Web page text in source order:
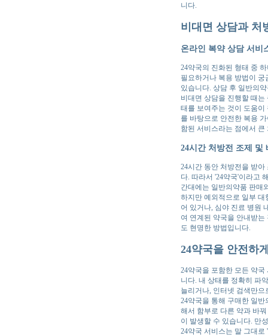
니다.
비대면 상담과 처
온라인 복약 상담 서비
24약국의 진화된 형태 중
필요하거나 복용 방법이
있습니다. 상담 후 일반의
비대면 상담을 진행할 때
태를 보여주는 것이 도움이
를 바탕으로 안전한 복용
함된 서비스라는 점에서 큰
24시간 처방전 조제 및
24시간 동안 처방전을 받
다. 따라서 '24약국'이라고
간대에는 일반의약품 판매
하지만 예외적으로 일부
어 있거나, 심야 진료 병원
여 연계된 약국을 안내받
도 현명한 방법입니다.
24약국을 안전하
24약국을 포함한 모든 약
니다. 내 상태를 정확히 파
늘리거나, 인터넷 검색만
24약국을 통해 구매한 일
해서 함부로 다른 약과 바
이 발생할 수 있습니다. 만
24약국 서비스는 말 그대